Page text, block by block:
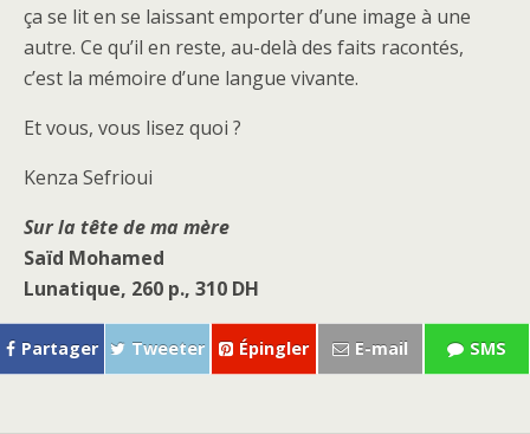
ça se lit en se laissant emporter d’une image à une
autre. Ce qu’il en reste, au-delà des faits racontés,
c’est la mémoire d’une langue vivante.
Et vous, vous lisez quoi ?
Kenza Sefrioui
Sur la tête de ma mère
Saïd Mohamed
Lunatique, 260 p., 310 DH
Partager Tweeter Épingler E-mail SMS